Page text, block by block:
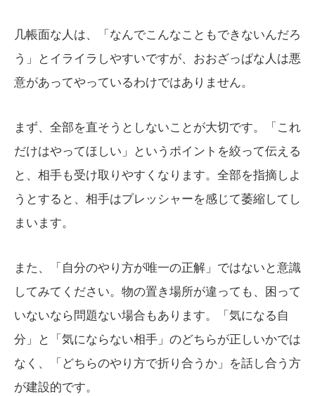
几帳面な人は、「なんでこんなこともできないんだろ
う」とイライラしやすいですが、おおざっぱな人は悪
意があってやっているわけではありません。
まず、全部を直そうとしないことが大切です。「これ
だけはやってほしい」というポイントを絞って伝える
と、相手も受け取りやすくなります。全部を指摘しよ
うとすると、相手はプレッシャーを感じて萎縮してし
まいます。
また、「自分のやり方が唯一の正解」ではないと意識
してみてください。物の置き場所が違っても、困って
いないなら問題ない場合もあります。「気になる自
分」と「気にならない相手」のどちらが正しいかでは
なく、「どちらのやり方で折り合うか」を話し合う方
が建設的です。